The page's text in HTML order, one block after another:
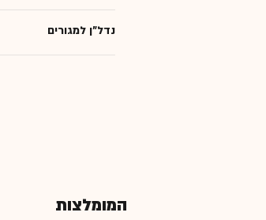
נדל"ן למגורים
המומלצות